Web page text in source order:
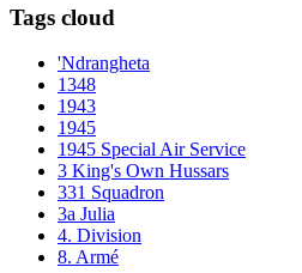
Tags cloud
'Ndrangheta
1348
1943
1945
1945 Special Air Service
3 King's Own Hussars
331 Squadron
3a Julia
4. Division
8. Armé